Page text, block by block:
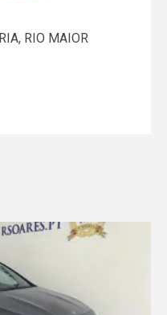
RIO MAIOR